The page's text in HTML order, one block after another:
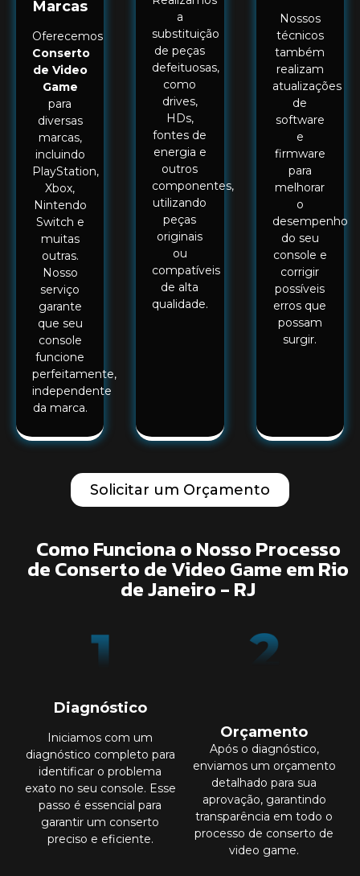
Marcas
Oferecemos
Conserto
de Video
Game
para
diversas
marcas,
incluindo
PlayStation,
Xbox,
Nintendo
Switch e
muitas
outras.
Nosso
serviço
garante
que seu
console
funcione
perfeitamente,
independente
da marca.
a
substituição
de peças
defeituosas,
como
drives,
HDs,
fontes de
energia e
outros
componentes,
utilizando
peças
originais
ou
compatíveis
de alta
qualidade.
Nossos
técnicos
também
realizam
atualizações
de
software
e
firmware
para
melhorar
o
desempenho
do seu
console e
corrigir
possíveis
erros que
possam
surgir.
Solicitar um Orçamento
Como Funciona o Nosso Processo
de Conserto de Video Game em Rio
de Janeiro - RJ
Diagnóstico
Iniciamos com um
diagnóstico completo para
identificar o problema
exato no seu console. Esse
passo é essencial para
garantir um conserto
preciso e eficiente.
Orçamento
Após o diagnóstico,
enviamos um orçamento
detalhado para sua
aprovação, garantindo
transparência em todo o
processo de conserto de
video game.